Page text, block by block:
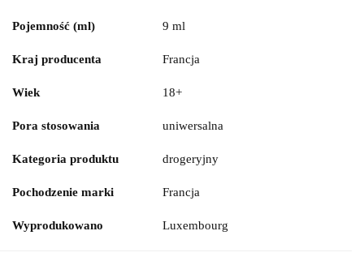
Pojemność (ml) 9 ml
Kraj producenta Francja
Wiek 18+
Pora stosowania uniwersalna
Kategoria produktu drogeryjny
Pochodzenie marki Francja
Wyprodukowano Luxembourg